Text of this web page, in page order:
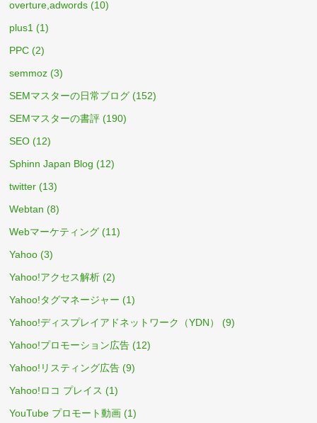
overture,adwords (10)
plus1 (1)
PPC (2)
semmoz (3)
SEMマスターの日常ブログ (152)
SEMマスターの書評 (190)
SEO (12)
Sphinn Japan Blog (12)
twitter (13)
Webtan (8)
Webマーケティング (11)
Yahoo (3)
Yahoo!アクセス解析 (2)
Yahoo!タグマネージャー (1)
Yahoo!ディスプレイアドネットワーク（YDN）
(9)
Yahoo!プロモーション広告 (12)
Yahoo!リスティング広告 (9)
Yahoo!ロコ プレイス (1)
YouTube プロモート動画 (1)